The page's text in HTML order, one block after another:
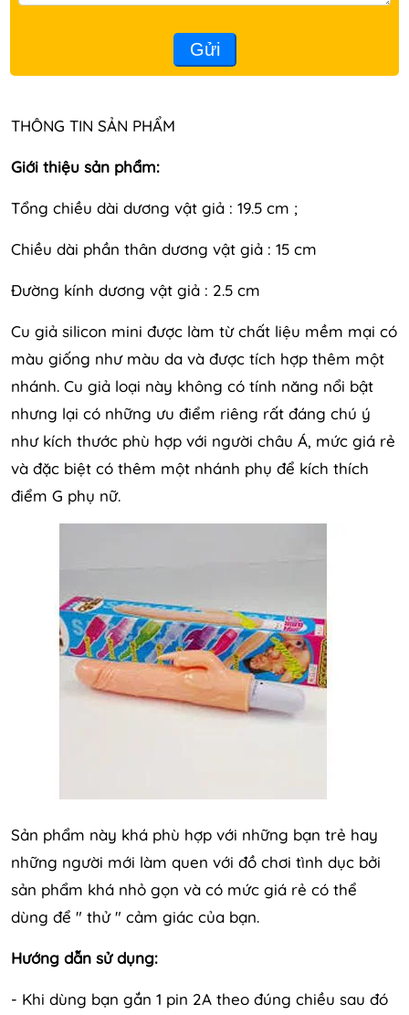
Gửi
THÔNG TIN SẢN PHẨM
Giới thiệu sản phẩm:
Tổng chiều dài dương vật giả : 19.5 cm ;
Chiều dài phần thân dương vật giả : 15 cm
Đường kính dương vật giả : 2.5 cm
Cu giả silicon mini được làm từ chất liệu mềm mại có
màu giống như màu da và được tích hợp thêm một
nhánh. Cu giả loại này không có tính năng nổi bật
nhưng lại có những ưu điểm riêng rất đáng chú ý
như kích thước phù hợp với người châu Á, mức giá rẻ
và đặc biệt có thêm một nhánh phụ để kích thích
điểm G phụ nữ.
Sản phẩm này khá phù hợp với những bạn trẻ hay
những người mới làm quen với đồ chơi tình dục bởi
sản phẩm khá nhỏ gọn và có mức giá rẻ có thể
dùng để " thử " cảm giác của bạn.
Hướng dẫn sử dụng:
- Khi dùng bạn gắn 1 pin 2A theo đúng chiều sau đó